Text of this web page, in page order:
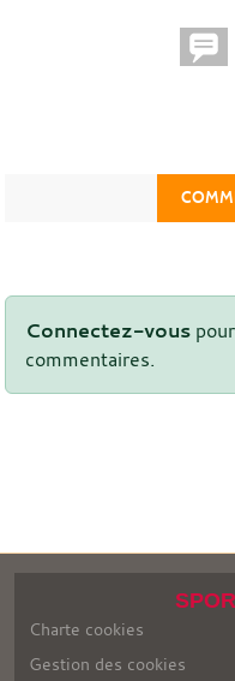
Connectez-vous
commentaires.
Charte cookies
Gestion des cookies